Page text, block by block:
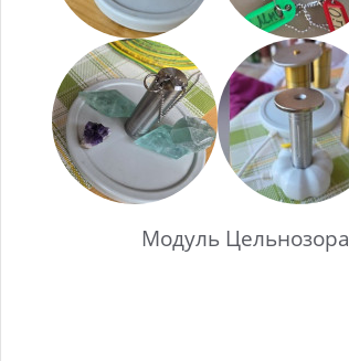
Модуль Цельнозора